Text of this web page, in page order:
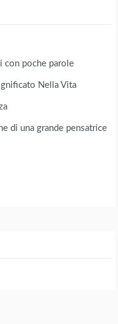
con poche parole
Nella Vita
di una grande pensatrice